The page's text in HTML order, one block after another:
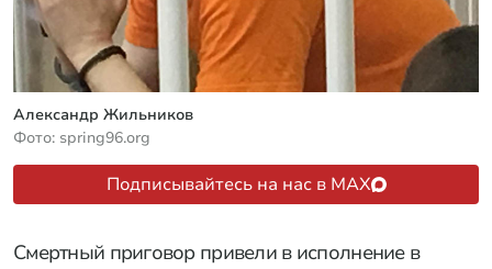
Александр Жильников
Фото: spring96.org
Подписывайтесь на нас в MAX
Смертный приговор привели в исполнение в